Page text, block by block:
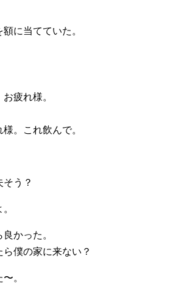
に当てていた。
疲れ様。
。これ飲んで。
う？
かった。
僕の家に来ない？
。